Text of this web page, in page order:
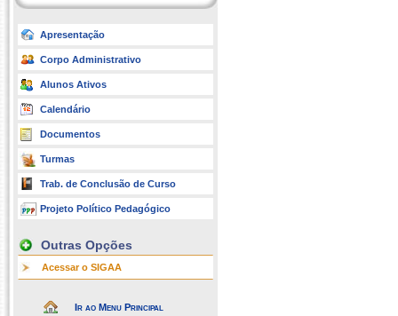
Apresentação
Corpo Administrativo
Alunos Ativos
Calendário
Documentos
Turmas
Trab. de Conclusão de Curso
Projeto Político Pedagógico
Outras Opções
Acessar o SIGAA
Ir ao Menu Principal